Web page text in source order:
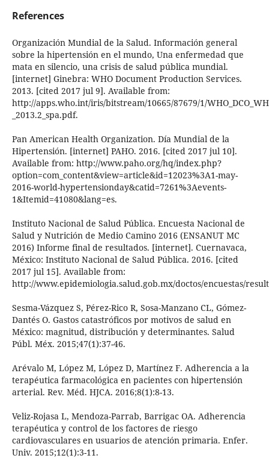
References
Organización Mundial de la Salud. Información general
sobre la hipertensión en el mundo, Una enfermedad que
mata en silencio, una crisis de salud pública mundial.
[internet] Ginebra: WHO Document Production Services.
2013. [cited 2017 jul 9]. Available from:
http://apps.who.int/iris/bitstream/10665/87679/1/
_2013.2_spa.pdf.
Pan American Health Organization. Día Mundial de la
Hipertensión. [internet] PAHO. 2016. [cited 2017 jul 10].
Available from: http://www.paho.org/hq/index.php?
option=com_content&view=article&id=12023%3A1-may-
2016-world-hypertensionday&catid=7261%3Aevents-
1&Itemid=41080&lang=es.
Instituto Nacional de Salud Pública. Encuesta Nacional de
Salud y Nutrición de Medio Camino 2016 (ENSANUT MC
2016) Informe final de resultados. [internet]. Cuernavaca,
México: Instituto Nacional de Salud Pública. 2016. [cited
2017 jul 15]. Available from:
http://www.epidemiologia.salud.gob.mx/doctos/encuestas/
Sesma-Vázquez S, Pérez-Rico R, Sosa-Manzano CL, Gómez-
Dantés O. Gastos catastróficos por motivos de salud en
México: magnitud, distribución y determinantes. Salud
Públ. Méx. 2015;47(1):37-46.
Arévalo M, López M, López D, Martínez F. Adherencia a la
terapéutica farmacológica en pacientes con hipertensión
arterial. Rev. Méd. HJCA. 2016;8(1):8-13.
Veliz-Rojasa L, Mendoza-Parrab, Barrigac OA. Adherencia
terapéutica y control de los factores de riesgo
cardiovasculares en usuarios de atención primaria. Enfer.
Univ. 2015;12(1):3-11.